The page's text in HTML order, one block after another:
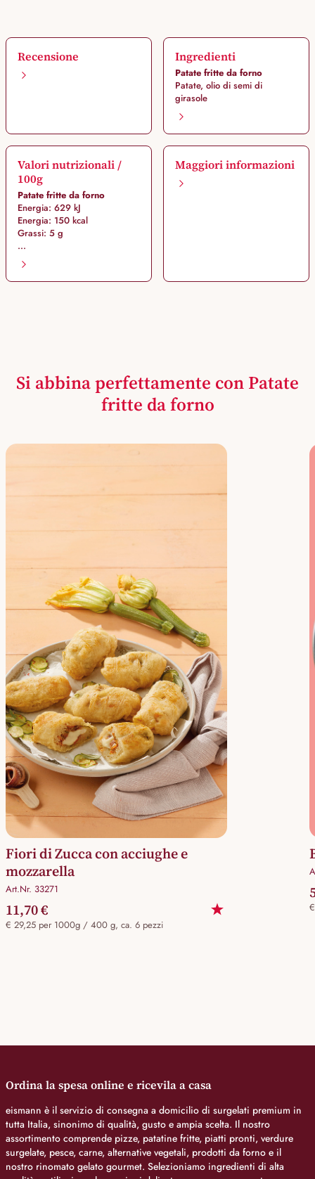
Recensione Ingredienti
Patate fritte da forno
Patate, olio di semi di
girasole
Valori nutrizionali /
100g
Patate fritte da forno
Energia: 629 kJ
Energia: 150 kcal
Grassi: 5 g
...
Maggiori informazioni
Si abbina perfettamente con Patate
fritte da forno
Fiori di Zucca con acciughe e
mozzarella
Art.Nr. 33271
11,70 €
€ 29,25 per 1000g / 400 g, ca. 6 pezzi
Ordina la spesa online e ricevila a casa
eismann è il servizio di consegna a domicilio di surgelati premium in
tutta Italia, sinonimo di qualità, gusto e ampia scelta. Il nostro
assortimento comprende pizze, patatine fritte, piatti pronti, verdure
surgelate, pesce, carne, alternative vegetali, prodotti da forno e il
nostro rinomato gelato gourmet. Selezioniamo ingredienti di alta